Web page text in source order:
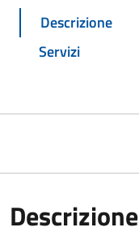
Descrizione
Servizi
Descrizione